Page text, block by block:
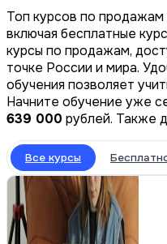
Топ курсов по
включая бесплатные
курсы по продажам,
точке России и мира.
обучения позволяет
Начните обучение уже
639 000 рублей. Также
Все курсы